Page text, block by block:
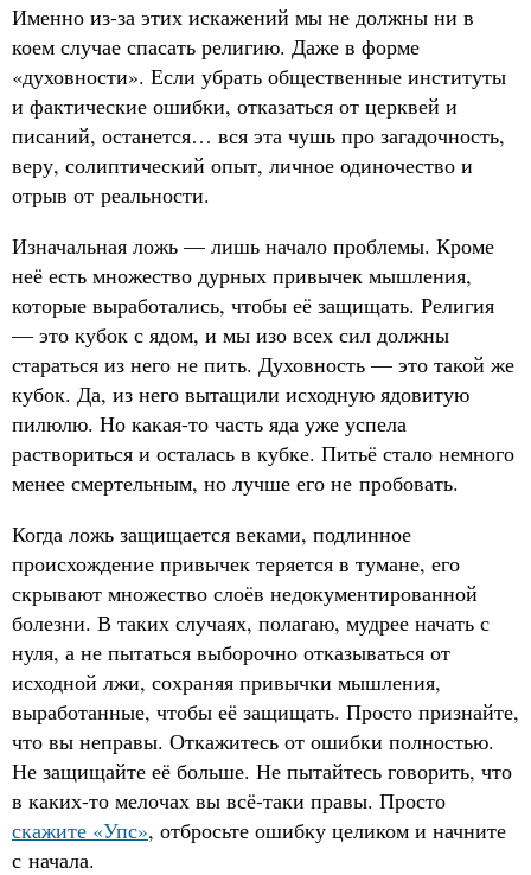
Именно из-за этих искажений мы не должны ни в
коем случае спасать религию. Даже в форме
«духовности». Если убрать общественные институты
и фактические ошибки, отказаться от церквей и
писаний, останется… вся эта чушь про загадочность,
веру, солиптический опыт, личное одиночество и
отрыв от реальности.
Изначальная ложь — лишь начало проблемы. Кроме
неё есть множество дурных привычек мышления,
которые выработались, чтобы её защищать. Религия
— это кубок с ядом, и мы изо всех сил должны
стараться из него не пить. Духовность — это такой же
кубок. Да, из него вытащили исходную ядовитую
пилюлю. Но какая-то часть яда уже успела
раствориться и осталась в кубке. Питьё стало немного
менее смертельным, но лучше его не пробовать.
Когда ложь защищается веками, подлинное
происхождение привычек теряется в тумане, его
скрывают множество слоёв недокументированной
болезни. В таких случаях, полагаю, мудрее начать с
нуля, а не пытаться выборочно отказываться от
исходной лжи, сохраняя привычки мышления,
выработанные, чтобы её защищать. Просто признайте,
что вы неправы. Откажитесь от ошибки полностью.
Не защищайте её больше. Не пытайтесь говорить, что
в каких-то мелочах вы всё-таки правы. Просто
скажите «Упс», отбросьте ошибку целиком и начните
с начала.